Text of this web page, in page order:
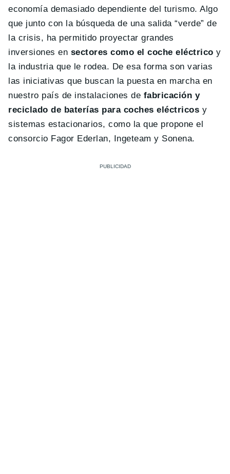
economía demasiado dependiente del turismo. Algo
que junto con la búsqueda de una salida “verde” de
la crisis, ha permitido proyectar grandes
inversiones en sectores como el coche eléctrico y
la industria que le rodea. De esa forma son varias
las iniciativas que buscan la puesta en marcha en
nuestro país de instalaciones de fabricación y
reciclado de baterías para coches eléctricos y
sistemas estacionarios, como la que propone el
consorcio Fagor Ederlan, Ingeteam y Sonena.